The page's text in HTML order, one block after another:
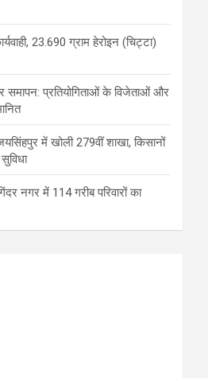
23.690 ग्राम हेरोइन (चिट्टा)
समापन: प्रतियोगिताओं के विजेताओं और
में खोली 279वीं शाखा, किसानों
नगर में 114 गरीब परिवारों का